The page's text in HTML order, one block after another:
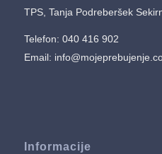
TPS, Tanja Podreberšek
Telefon: 040 416 902
Email:
Informacije